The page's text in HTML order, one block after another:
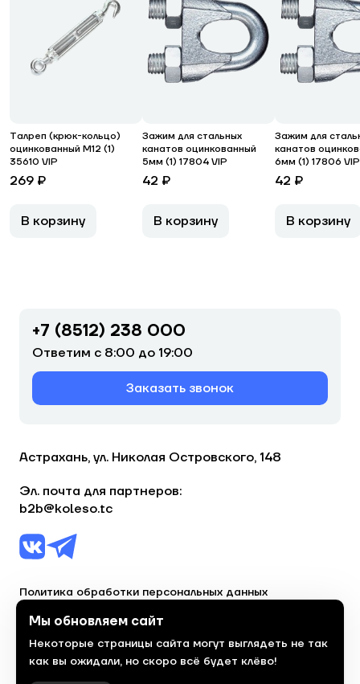
Талреп (крюк-кольцо)
оцинкованный М12 (1)
35610 VIP
269 ₽
В корзину
Зажим для стальных
канатов оцинкованный
5мм (1) 17804 VIP
42 ₽
В корзину
Зажим для
канатов
6мм (1) 17806 VIP
42 ₽
В корзину
+7 (8512) 238 000
Ответим с 8:00 до 19:00
Заказать звонок
Астрахань, ул. Николая Островского, 148
Эл. почта для партнеров:
b2b@koleso.tc
Политика обработки персональных данных
© 2023, торгово-сервисная сеть «Колесо»
Политика конфиденциальности
Мы обновляем сайт
Некоторые страницы сайта могут выглядеть не так
как вы ожидали, но скоро всё будет клёво!